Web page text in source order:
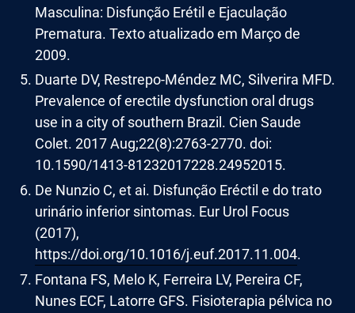
Masculina: Disfunção Erétil e Ejaculação
Prematura. Texto atualizado em Março de
2009.
Duarte DV, Restrepo-Méndez MC, Silverira MFD.
Prevalence of erectile dysfunction oral drugs
use in a city of southern Brazil. Cien Saude
Colet. 2017 Aug;22(8):2763-2770. doi:
10.1590/1413-81232017228.24952015.
De Nunzio C, et ai. Disfunção Eréctil e do trato
urinário inferior sintomas. Eur Urol Focus
(2017),
https://doi.org/10.1016/j.euf.2017.11.004.
Fontana FS, Melo K, Ferreira LV, Pereira CF,
Nunes ECF, Latorre GFS. Fisioterapia pélvica no